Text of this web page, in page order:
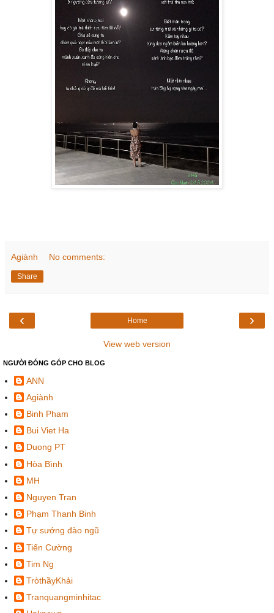
Agiành No comments:
Share
‹ ›
Home
View web version
NGƯỜI ĐÓNG GÓP CHO BLOG
ANN
Agiành
Binh Pham
Bui Viet Ha
Duong PT
Hòa Bình
MH
Nguyen Tran
Phạm Thanh Binh
Tự sướng đào ngũ
Tiến Cường
Tim Ng
TròthầyKhải
Tranquangminhitac